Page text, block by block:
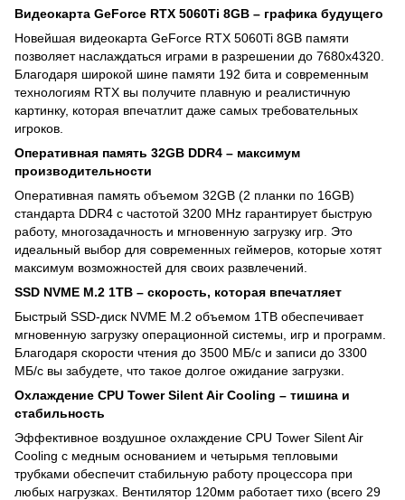
Видеокарта GeForce RTX 5060Ti 8GB – графика будущего
Новейшая видеокарта GeForce RTX 5060Ti 8GB памяти
позволяет наслаждаться играми в разрешении до 7680x4320.
Благодаря широкой шине памяти 192 бита и современным
технологиям RTX вы получите плавную и реалистичную
картинку, которая впечатлит даже самых требовательных
игроков.
Оперативная память 32GB DDR4 – максимум
производительности
Оперативная память объемом 32GB (2 планки по 16GB)
стандарта DDR4 с частотой 3200 MHz гарантирует быструю
работу, многозадачность и мгновенную загрузку игр. Это
идеальный выбор для современных геймеров, которые хотят
максимум возможностей для своих развлечений.
SSD NVME M.2 1TB – скорость, которая впечатляет
Быстрый SSD-диск NVME M.2 объемом 1TB обеспечивает
мгновенную загрузку операционной системы, игр и программ.
Благодаря скорости чтения до 3500 МБ/с и записи до 3300
МБ/с вы забудете, что такое долгое ожидание загрузки.
Охлаждение CPU Tower Silent Air Cooling – тишина и
стабильность
Эффективное воздушное охлаждение CPU Tower Silent Air
Cooling с медным основанием и четырьмя тепловыми
трубками обеспечит стабильную работу процессора при
любых нагрузках. Вентилятор 120мм работает тихо (всего 29